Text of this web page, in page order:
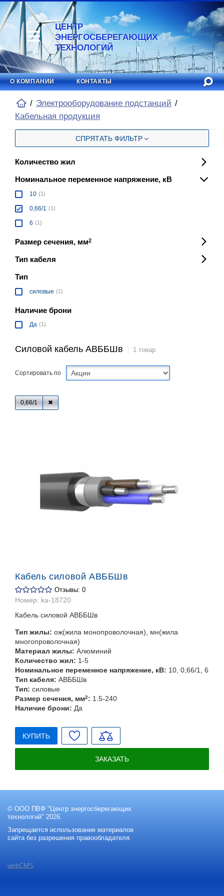
ЦЕНТР
ЭНЕРГОСБЕРЕГАЮЩИХ
ТЕХНОЛОГИЙ
О КОМПАНИИ КОНТАКТЫ
Электрооборудование подстанций
Кабельная продукция
СПРЯТАТЬ ФИЛЬТР
Количество жил
Номинальное переменное напряжение, кВ
10 (1)
0,66/1 (1)
6 (1)
Размер сечения, мм2
Тип кабеля
Тип
силовые (1)
Наличие брони
Да (1)
Силовой кабель АВББШв 1 товар
Сортировать по
0,66/1
Кабель силовой АВББШв
Отзывы: 0
Номер: ka-18720
Кабель силовой АВББШв
Тип жилы: ож(жила монопроволочная), мн(жила
многопроволочная)
Материал жилы: Алюминий
Количество жил: 1-5
Номинальное переменное напряжение, кВ: 10, 0,66/1, 6
Тип кабеля: АВББШв
Тип: силовые
Размер сечения, мм2: 1.5-240
Наличие брони: Да
КУПИТЬ
ЗАКАЗАТЬ
© ООО ПВФ "Центр энергосберегающих
технологий" 2026.
Запрещается использование материалов
сайта без разрешения правообладателя.
webCMS